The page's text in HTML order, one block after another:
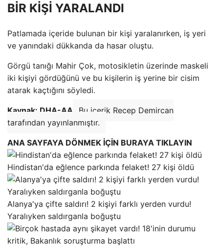
BİR KİŞİ YARALANDI
Patlamada içeride bulunan bir kişi yaralanırken, iş yeri
ve yanındaki dükkanda da hasar oluştu.
Görgü tanığı Mahir Çok, motosikletin üzerinde maskeli
iki kişiyi gördüğünü ve bu kişilerin iş yerine bir cisim
atarak kaçtığını söyledi.
Kaynak: DHA-AA
Bu içerik Recep Demircan
tarafından yayınlanmıştır.
ANA SAYFAYA DÖNMEK İÇİN BURAYA TIKLAYIN
Hindistan'da eğlence parkında felaket! 27 kişi öldü
Alanya'ya çifte saldırı! 2 kişiyi farklı yerden vurdu!
Yaralıyken saldırganla boğuştu